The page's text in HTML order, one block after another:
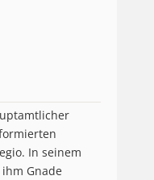
In seinem
Gnade